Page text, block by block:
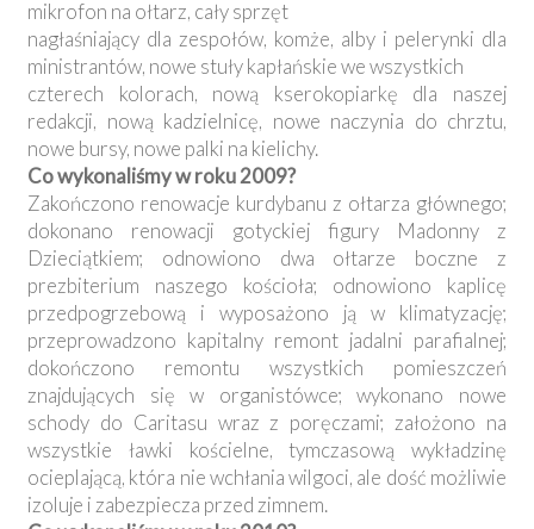
mikrofon na ołtarz, cały sprzęt
nagłaśniający dla zespołów, komże, alby i pelerynki dla
ministrantów, nowe stuły kapłańskie we wszystkich
czterech kolorach, nową kserokopiarkę dla naszej
redakcji, nową kadzielnicę, nowe naczynia do chrztu,
nowe bursy, nowe palki na kielichy.
Co wykonaliśmy w roku 2009?
Zakończono renowacje kurdybanu z ołtarza głównego;
dokonano renowacji gotyckiej figury Madonny z
Dzieciątkiem; odnowiono dwa ołtarze boczne z
prezbiterium naszego kościoła; odnowiono kaplicę
przedpogrzebową i wyposażono ją w klimatyzację;
przeprowadzono kapitalny remont jadalni parafialnej;
dokończono remontu wszystkich pomieszczeń
znajdujących się w organistówce; wykonano nowe
schody do Caritasu wraz z poręczami; założono na
wszystkie ławki kościelne, tymczasową wykładzinę
ocieplającą, która nie wchłania wilgoci, ale dość możliwie
izoluje i zabezpiecza przed zimnem.